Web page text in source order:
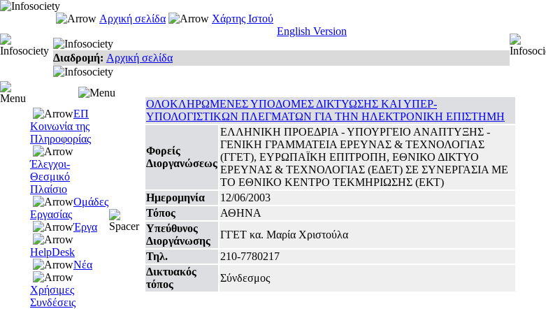
Αρχική σελίδα
Χάρτης Ιστού
English Version
Διαδρομή: Αρχική σελίδα
ΕΠ
Κοινωνία της
Πληροφορίας
Έλεγχοι-
Θεσμικό
Πλαίσιο
Ομάδες
Εργασίας
Έργα
HelpDesk
Νέα
Χρήσιμες
Συνδέσεις
ΟΛΟΚΛΗΡΩΜΕΝΕΣ ΥΠΟΔΟΜΕΣ ΔΙΚΤΥΩΣΗΣ ΚΑΙ ΥΠΕΡ-
ΥΠΟΛΟΓΙΣΤΙΚΩΝ ΠΛΕΓΜΑΤΩΝ ΓΙΑ ΤΗΝ ΗΛΕΚΤΡΟΝΙΚΗ ΕΠΙΣΤΗΜΗ
Φορείς
Διοργανώσεως
ΕΛΛΗΝΙΚΗ ΠΡΟΕΔΡΙΑ - ΥΠΟΥΡΓΕΙΟ ΑΝΑΠΤΥΞΗΣ -
ΓΕΝΙΚΗ ΓΡΑΜΜΑΤΕΙΑ ΕΡΕΥΝΑΣ & ΤΕΧΝΟΛΟΓΙΑΣ
(ΓΓΕΤ), ΕΥΡΩΠΑΪΚΗ ΕΠΙΤΡΟΠΗ, ΕΘΝΙΚΟ ΔΙΚΤΥΟ
ΕΡΕΥΝΑΣ & ΤΕΧΝΟΛΟΓΙΑΣ (ΕΔΕΤ) ΣΕ ΣΥΝΕΡΓΑΣΙΑ ΜΕ
ΤΟ ΕΘΝΙΚΟ ΚΕΝΤΡΟ ΤΕΚΜΗΡΙΩΣΗΣ (ΕΚΤ)
Ημερομηνία
12/06/2003
Τόπος
ΑΘΗΝΑ
Υπεύθυνος
Διοργάνωσης
ΓΓΕΤ κα. Μαρία Χριστούλα
Τηλ.
210-7780217
Δικτυακός
τόπος
Σύνδεσμος